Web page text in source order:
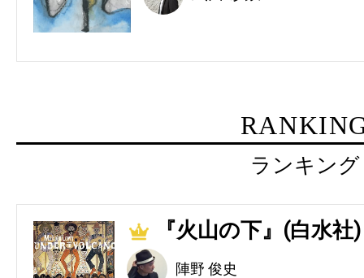
ランキング
1 『火山の下』(白水社)
陣野 俊史